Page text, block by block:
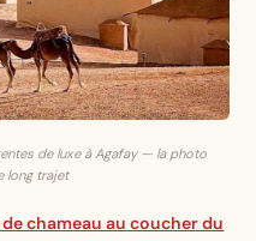
de luxe à Agafay — la photo
long trajet
chameau au coucher du